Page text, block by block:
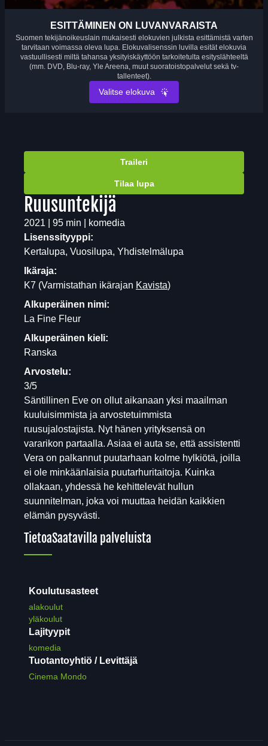
ESITTÄMINEN ON LUVANVARAISTA
Suomen tekijänoikeuslain mukaisesti elokuvien julkista esittämistä varten
tarvitaan voimassa oleva lupa. Elokuvalisenssin luvilla esität elokuvia
vastuullisesti miltä tahansa yksityiskäyttöön tarkoitetulta esityslähteeltä
(mm. DVD, Blu-ray, Yle Areena, muut suoratoistopalvelut sekä tv-
tallenteet).
Valitse elokuva
Traileri
Tilaa lupa
Ruusuntekijä
2021 | 95 min | komedia
Lisenssityyppi:
Kertalupa, Vuosilupa, Yhdistelmälupa
Ikäraja:
K7 (Varmistathan ikärajan Kavista)
Alkuperäinen nimi:
La Fine Fleur
Alkuperäinen kieli:
Ranska
Arvostelu:
3/5
Säntillinen Eve on ollut aikanaan yksi maailman
kuuluisimmista ja arvostetuimmista
ruusujalostajista. Nyt hänen yrityksensä on
vararikon partaalla. Asiaa ei auta se, että assistentti
Vera on palkannut puutarhaan kolme hylkiötä, joilla
ei ole minkäänlaisia puutarhuritaitoja. Kuinka
ollakaan, yhdessä he kehittelevät hullun
suunnitelman, joka voi muuttaa heidän kaikkien
elämän pysyvästi.
TietoaSaatavilla palveluista
Koulutusasteet
alakoulut
yläkoulut
Lajityypit
komedia
Tuotantoyhtiö / Levittäjä
Cinema Mondo